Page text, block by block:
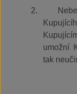
2.
umožní
tak